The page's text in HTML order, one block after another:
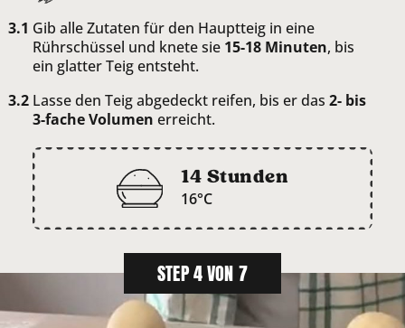
Gib alle Zutaten für den Hauptteig in eine
Rührschüssel und knete sie 15-18 Minuten, bis
ein glatter Teig entsteht.
Lasse den Teig abgedeckt reifen, bis er das 2- bis
3-fache Volumen erreicht.
14 Stunden
16°C
STEP 4 VON 7